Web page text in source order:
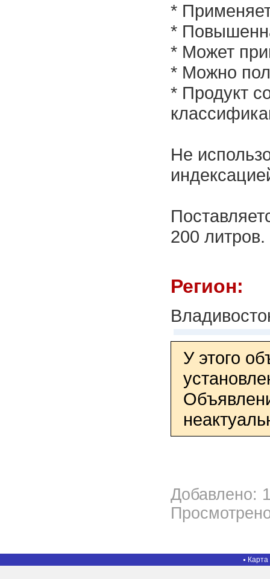
*
*
* Может
* Можно
* Продукт
Не
200 литров.
Регион:
У этого
Добавлено:
Карта